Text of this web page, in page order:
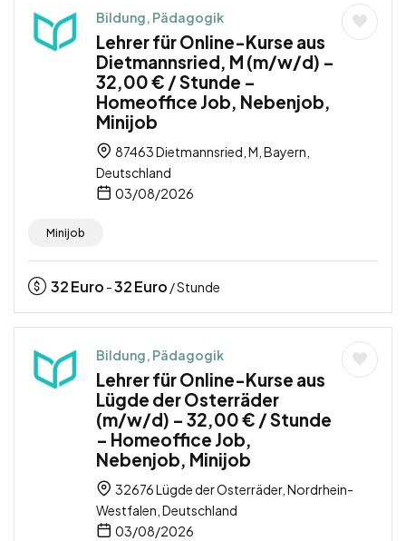
Bildung, Pädagogik
Lehrer für Online-Kurse aus
Dietmannsried, M (m/w/d) –
32,00 € / Stunde –
Homeoffice Job, Nebenjob,
Minijob
87463 Dietmannsried, M, Bayern,
Deutschland
03/08/2026
Minijob
32Euro -32Euro / Stunde
Bildung, Pädagogik
Lehrer für Online-Kurse aus
Lügde der Osterräder
(m/w/d) – 32,00 € / Stunde
– Homeoffice Job,
Nebenjob, Minijob
32676 Lügde der Osterräder, Nordrhein-
Westfalen, Deutschland
03/08/2026